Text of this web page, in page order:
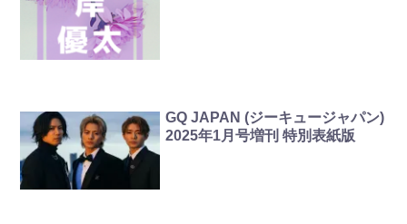
GQ JAPAN (ジーキュージャパン)
2025年1月号増刊 特別表紙版